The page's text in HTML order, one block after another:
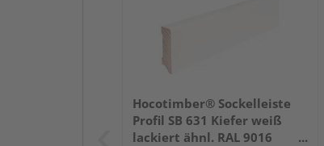
Hocotimber® Sockelleiste
Profil SB 631 Kiefer weiß
lackiert ähnl. RAL 9016